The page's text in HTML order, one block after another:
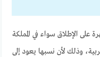
على الإطلاق سواء في المملكة
وذلك لأن نسبها يعود إلى